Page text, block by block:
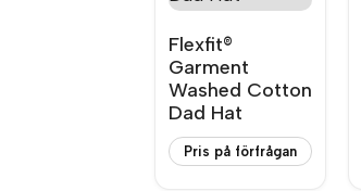
Flexfit®
Garment
Washed Cotton
Dad Hat
Pris på förfrågan